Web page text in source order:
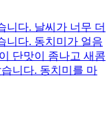
니다. 날씨가 너무 더
니다. 동치미가 얼음
단맛이 좀나고 새콤
니다. 동치미를 마